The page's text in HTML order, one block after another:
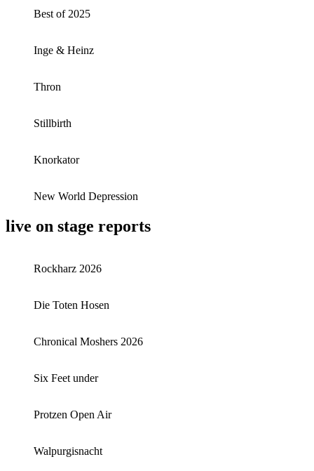
Best of 2025
Inge & Heinz
Thron
Stillbirth
Knorkator
New World Depression
live on stage reports
Rockharz 2026
Die Toten Hosen
Chronical Moshers 2026
Six Feet under
Protzen Open Air
Walpurgisnacht